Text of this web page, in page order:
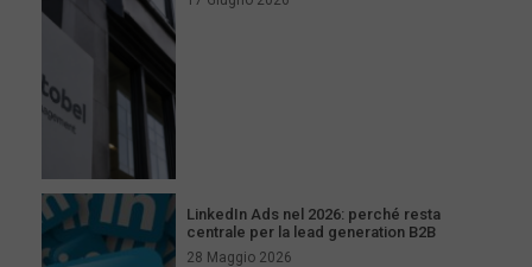
LinkedIn Ads nel 2026: perché resta
centrale per la lead generation B2B
28 Maggio 2026